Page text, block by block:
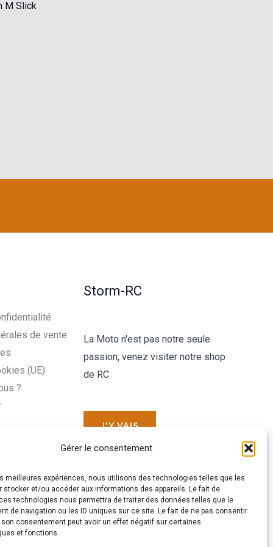
Gérer le consentement
meilleures expériences, nous utilisons des technologies telles que les
stocker et/ou accéder aux informations des appareils. Le fait de
technologies nous permettra de traiter des données telles que le
de navigation ou les ID uniques sur ce site. Le fait de ne pas consentir
son consentement peut avoir un effet négatif sur certaines
et fonctions.
M Slick
de vente
(UE)
?
Storm-RC
La Moto n'est pas notre seule
passion, venez visiter notre shop
de RC
J'Y VAIS